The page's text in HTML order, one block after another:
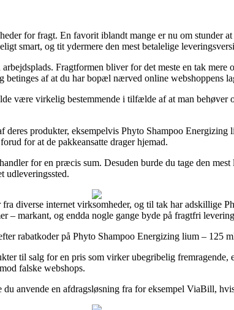
for fragt. En favorit iblandt mange er nu om stunder
smart, og tit ydermere den mest betalelige
Fragtformen bliver for det meste en tak
af at du har bopæl nærved online webshoppens
være virkelig bestemmende i tilfælde af at man behøver
produkter, eksempelvis Phyto Shampoo
for at de pakkeansatte drager hjemad.
for en præcis sum. Desuden burde du tage den
udleveringssted.
diverse internet virksomheder, og til tak har adskillige
– markant, og endda nogle gange byde på fragtfri
rabatkoder på Phyto Shampoo Energizing lium – 125
til salg for en pris som virker ubegribelig
falske webshops.
anvende en afdragsløsning fra for eksempel ViaBill,